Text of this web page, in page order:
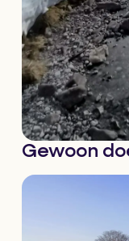
Gewoon